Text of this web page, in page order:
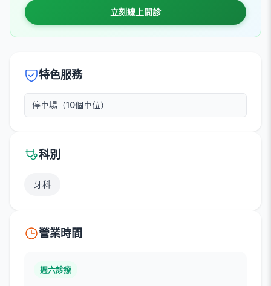
立刻線上問診
特色服務
停車場（10個車位）
科別
牙科
營業時間
週六診療